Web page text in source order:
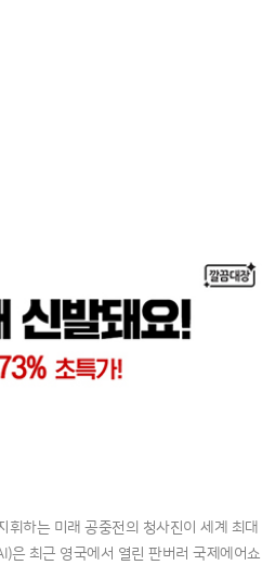
하는 미래 공중전의 청사진이 세계 최대
은 최근 영국에서 열린 판버러 국제에어쇼